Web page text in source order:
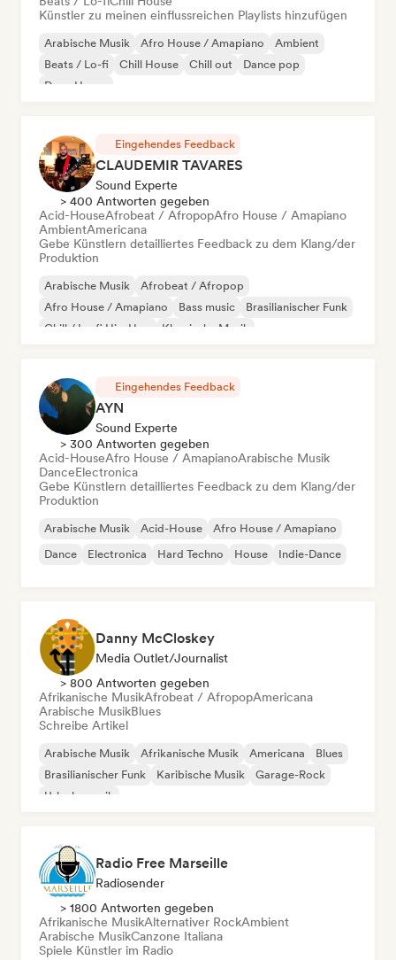
Künstler zu meinen einflussreichen Playlists hinzufügen
Arabische Musik Afro House / Amapiano
Ambient
Beats / Lo-fi
Chill House Chill out
Dance pop
Deep House
Eingehendes Feedback
CLAUDEMIR TAVARES
Sound Experte
> 400 Antworten gegeben
Acid-HouseAfrobeat / AfropopAfro House / Amapiano
AmbientAmericana
Gebe Künstlern detailliertes Feedback zu dem Klang/der
Produktion
Arabische Musik
Afrobeat / Afropop
Afro House / Amapiano
Bass music
Brasilianischer Funk
Chill / Lo-fi Hip-Hop
Klassische Musik
Eingehendes Feedback
AYN
Sound Experte
> 300 Antworten gegeben
Acid-HouseAfro House / AmapianoArabische Musik
DanceElectronica
Gebe Künstlern detailliertes Feedback zu dem Klang/der
Produktion
Arabische Musik Acid-House
Afro House / Amapiano
Dance
Electronica Hard Techno House Indie-Dance
Danny McCloskey
Media Outlet/Journalist
> 800 Antworten gegeben
Afrikanische MusikAfrobeat / AfropopAmericana
Arabische MusikBlues
Schreibe Artikel
Arabische Musik Afrikanische Musik Americana
Blues
Brasilianischer Funk
Karibische Musik
Garage-Rock
Urlaubsmusik
Radio Free Marseille
Radiosender
> 1800 Antworten gegeben
Afrikanische MusikAlternativer RockAmbient
Arabische MusikCanzone Italiana
Spiele Künstler im Radio